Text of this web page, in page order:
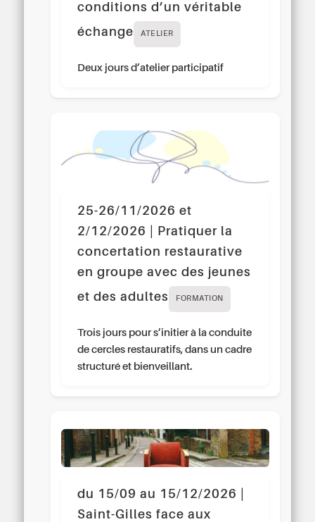
conditions d’un véritable
échange
ATELIER
Deux jours d’atelier participatif
25-26/11/2026 et
2/12/2026 | Pratiquer la
concertation restaurative
en groupe avec des jeunes
et des adultes
FORMATION
Trois jours pour s’initier à la conduite
de cercles restauratifs, dans un cadre
structuré et bienveillant.
du 15/09 au 15/12/2026 |
Saint-Gilles face aux